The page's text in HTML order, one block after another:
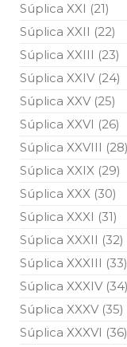
Súplica XXI (21)
Súplica XXII (22)
Súplica XXIII (23)
Súplica XXIV (24)
Súplica XXV (25)
Súplica XXVI (26)
Súplica XXVIII (28)
Súplica XXIX (29)
Súplica XXX (30)
Súplica XXXI (31)
Súplica XXXII (32)
Súplica XXXIII (33)
Súplica XXXIV (34)
Súplica XXXV (35)
Súplica XXXVI (36)